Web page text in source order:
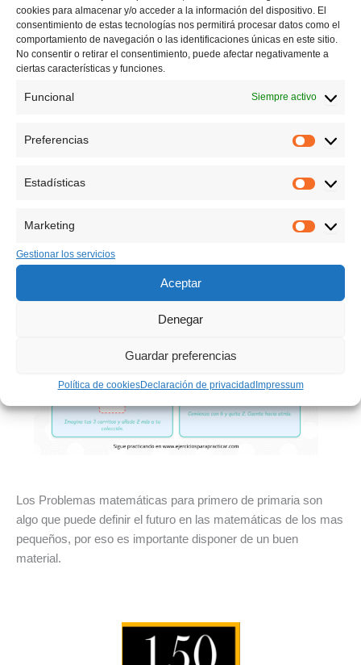
cookies para almacenar y/o acceder a la información del dispositivo. El
consentimiento de estas tecnologías nos permitirá procesar datos como el
comportamiento de navegación o las identificaciones únicas en este sitio.
No consentir o retirar el consentimiento, puede afectar negativamente a
ciertas características y funciones.
Funcional Siempre activo
Preferencias
Estadísticas
Marketing
Gestionar los servicios
Aceptar
Denegar
Guardar preferencias
Política de cookiesDeclaración de privacidad Impressum
Los Problemas matemáticas para primero de primaria son
algo que puede definir el futuro en las matemáticas de los mas
pequeños, por eso es importante disponer de un buen
material.